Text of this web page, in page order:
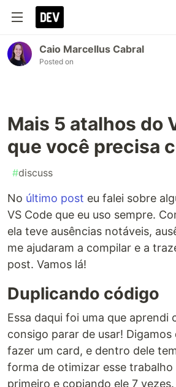
Caio Marcellus Cabral
Posted on
Mais 5 atalhos do
que você precisa
#discuss
No último post eu falei sobre
VS Code que eu uso sempre.
ela teve ausências notáveis,
me ajudaram a compilar e a
post. Vamos lá!
Duplicando código
Essa daqui foi uma que aprendi
consigo parar de usar! Digamos
fazer um card, e dentro dele
forma de otimizar esse
primeiro e copiando ele 7